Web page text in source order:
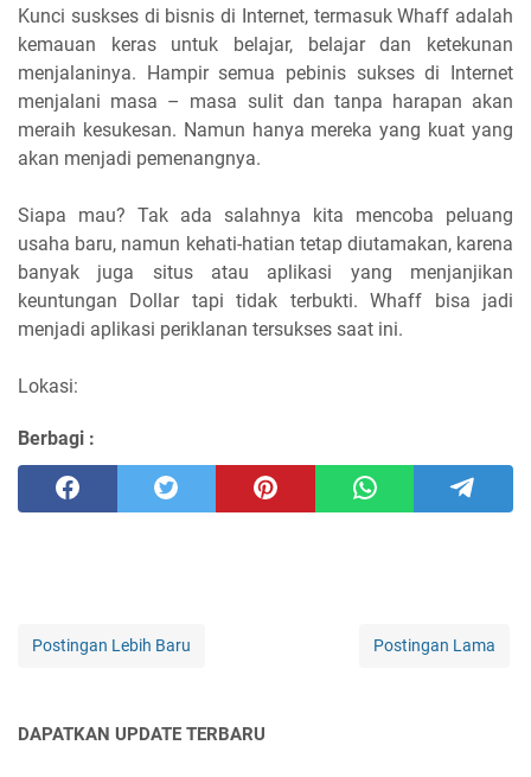
Kunci suskses di bisnis di Internet, termasuk Whaff adalah
kemauan keras untuk belajar, belajar dan ketekunan
menjalaninya. Hampir semua pebinis sukses di Internet
menjalani masa – masa sulit dan tanpa harapan akan
meraih kesukesan. Namun hanya mereka yang kuat yang
akan menjadi pemenangnya.
Siapa mau? Tak ada salahnya kita mencoba peluang
usaha baru, namun kehati-hatian tetap diutamakan, karena
banyak juga situs atau aplikasi yang menjanjikan
keuntungan Dollar tapi tidak terbukti. Whaff bisa jadi
menjadi aplikasi periklanan tersukses saat ini.
Lokasi:
Berbagi :
Postingan Lebih Baru Postingan Lama
DAPATKAN UPDATE TERBARU